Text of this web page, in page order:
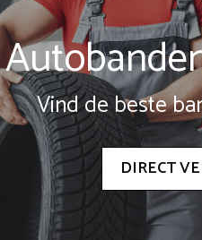
Vind de beste
DIRECT